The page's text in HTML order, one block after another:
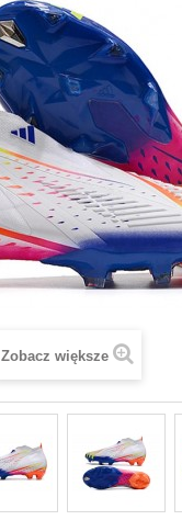
Zobacz większe